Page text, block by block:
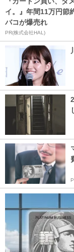
イ。』年間11万円節
バコが爆売れ
PR(株式会社HAL)